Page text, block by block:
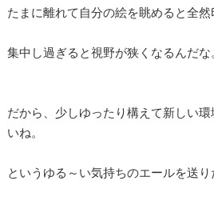
たまに離れて自分の絵を眺めると全然
集中し過ぎると視野が狭くなるんだな
だから、少しゆったり構えて新しい
いね。
というゆる～い気持ちのエールを送り